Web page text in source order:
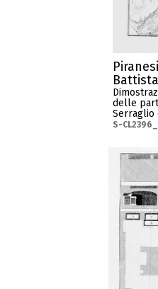
Battista
delle
Serraglio
S-